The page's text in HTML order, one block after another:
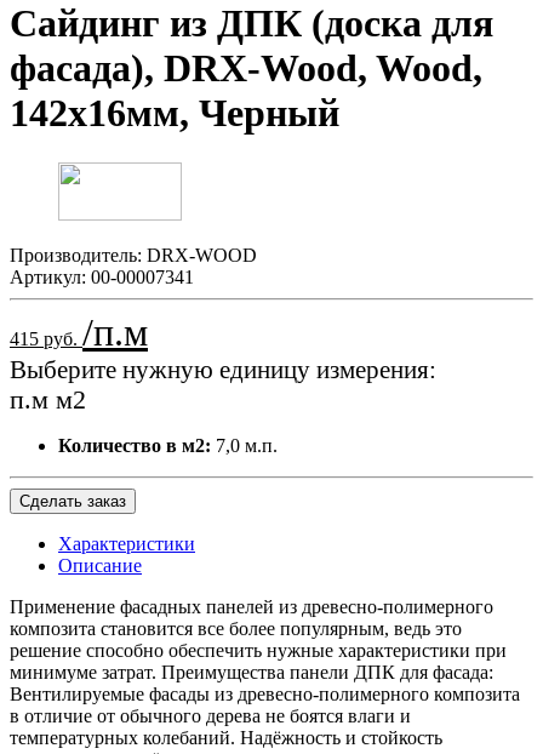
Сайдинг из ДПК (доска для
фасада), DRX-Wood, Wood,
142х16мм, Черный
Производитель: DRX-WOOD
Артикул: 00-00007341
415 руб. /п.м
Выберите нужную единицу измерения:
п.м м2
Количество в м2: 7,0 м.п.
Сделать заказ
Характеристики
Описание
Применение фасадных панелей из древесно-полимерного
композита становится все более популярным, ведь это
решение способно обеспечить нужные характеристики при
минимуме затрат. Преимущества панели ДПК для фасада:
Вентилируемые фасады из древесно-полимерного композита
в отличие от обычного дерева не боятся влаги и
температурных колебаний. Надёжность и стойкость